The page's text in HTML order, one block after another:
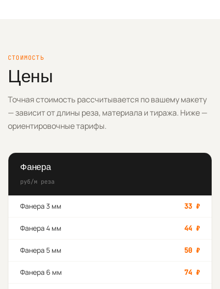
СТОИМОСТЬ
Цены
Точная стоимость рассчитывается по вашему макету
— зависит от длины реза, материала и тиража. Ниже —
ориентировочные тарифы.
Фанера
руб/м реза
Фанера 3 мм 33 ₽
Фанера 4 мм 44 ₽
Фанера 5 мм 50 ₽
Фанера 6 мм 74 ₽